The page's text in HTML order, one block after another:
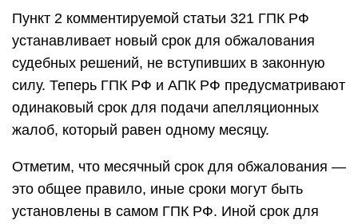
Пункт 2 комментируемой статьи 321 ГПК РФ
устанавливает новый срок для обжалования
судебных решений, не вступивших в законную
силу. Теперь ГПК РФ и АПК РФ предусматривают
одинаковый срок для подачи апелляционных
жалоб, который равен одному месяцу.
Отметим, что месячный срок для обжалования —
это общее правило, иные сроки могут быть
установлены в самом ГПК РФ. Иной срок для